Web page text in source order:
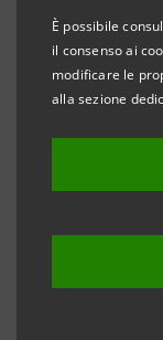
È possibile
il consenso ai
modificare le
alla sezione
• La crescita è
Covid.
• Roberto